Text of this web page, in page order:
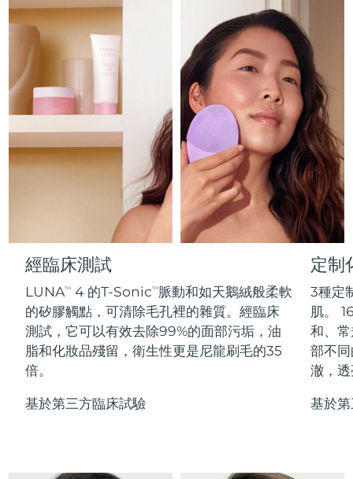
經臨床測試
LUNATM 4 的T-SonicTM脈動和如天鵝絨般柔軟
的矽膠觸點，可清除毛孔裡的雜質。經臨床
測試，它可以有效去除99%的面部污垢，油
脂和化妝品殘留，衛生性更是尼龍刷毛的35
倍。
基於第三方臨床試驗
定制
3種定
肌。
和、
部不
澈，
基於
LUNA™ 設備
All facial cleansing devices
UFO™ 設備
All deep facial hydration devices
ISSA™ 設備
All silicone sonic toothbrushes
FAQ™ P1 Primer
Manuka honey primer
FAQ™護膚品
All FAQ™ skincare
FAQ™產品
All anti-aging treatments
FAQ™ 221
Anti-aging LED hand mask
FAQ™護膚品
All FAQ™ skincare
FAQ™產品
All LED treatments
FAQ™護膚品
All FAQ™ skincare
FAQ™產品
All hair treatments
FAQ™ Red Light Serum
FAQ™ skincare
All FAQ™ skincare
FAQ™ products
All toning treatments
脫毛
PEACH™ 2 Pro Max
Professional IPL hair removal device
PEACH™ 2
IPL hair removal
PEACH™ 2 go
Travel-friendly IPL hair removal
PEACH™ Cooling Prep Gel
身體護理
BEAR™ 2 body
Microcurrent body toning
LUNA™ 4 body
Massaging body brush
SUPERCHARGED™ serum
Firming body serum
ESPADA™ 2 plus
Recurring acne LED therapy
ESPADA™ 2
Acne treatment device
ESPADA™ Blemish Solution
眼部護理
BEAR™ 2 eyes & lips
Microcurrent line smoothing device
IRIS™ 2
Rejuvenating eye massager
眼部護膚
毛孔護理
KIWI™ derma
Diamond microdermabrasion .
Blackhead remover
LUNA™ 4 hair
2-in-1 LED scalp massager
LED light hairbrush
牙齒美白
NEW
issa™ Teeth Whitening Set
Dual LED + sonic device & 18% PAP gel
issa™ Teeth Whitening Gel
更多的
芬蘭 預計送達日期10/08/2026
法國 預計送達日期 10/08/2026
法屬玻里尼西亞 預計送達日期14/08/2026
德國 預計送達日期10/08/2026
預計送達日期14/08/2026
預計送達日期10/08/2026
中國香港特別行政區 11/08/2026
匈牙利 預計送達日期10/08/2026
冰島 預計送達日期11/08/2026
印尼 08/08/2026
愛爾蘭 10/08/2026